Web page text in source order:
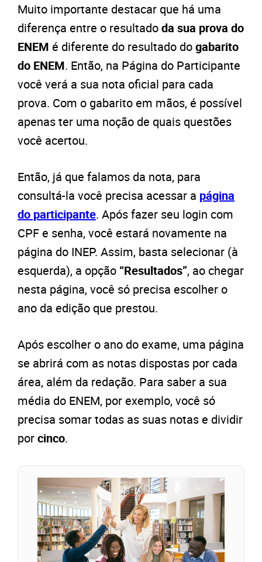
Muito importante destacar que há uma
diferença entre o resultadoda sua prova do
ENEM é diferente do resultado dogabarito
do ENEM. Então, na Página do Participante
você verá a sua nota oficial para cada
prova. Com o gabarito em mãos, é possível
apenas ter uma noção de quais questões
você acertou.
Então, já que falamos da nota, para
consultá-la você precisa acessar a página
do participante. Após fazer seu login com
CPF e senha, você estará novamente na
página do INEP. Assim, basta selecionar (à
esquerda), a opção “Resultados”, ao chegar
nesta página, você só precisa escolher o
ano da edição que prestou.
Após escolher o ano do exame, uma página
se abrirá com as notas dispostas por cada
área, além da redação. Para saber a sua
média do ENEM, por exemplo, você só
precisa somar todas as suas notas e dividir
porcinco.